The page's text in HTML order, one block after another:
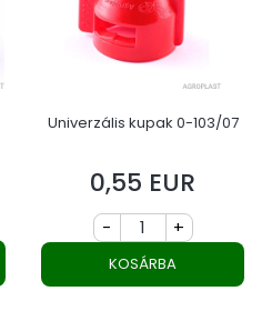
Univerzális kupak 0-103/07
Ár
0,55 EUR
- +
KOSÁRBA